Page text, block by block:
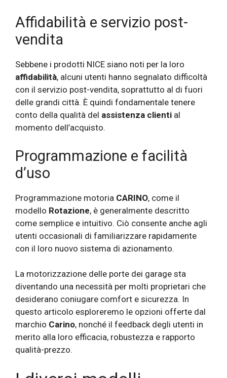
Affidabilità e servizio post-
vendita
Sebbene i prodotti NICE siano noti per la loro
affidabilità, alcuni utenti hanno segnalato difficoltà
con il servizio post-vendita, soprattutto al di fuori
delle grandi città. È quindi fondamentale tenere
conto della qualità del assistenza clienti al
momento dell’acquisto.
Programmazione e facilità
d’uso
Programmazione motoria CARINO, come il
modello Rotazione, è generalmente descritto
come semplice e intuitivo. Ciò consente anche agli
utenti occasionali di familiarizzare rapidamente
con il loro nuovo sistema di azionamento.
La motorizzazione delle porte dei garage sta
diventando una necessità per molti proprietari che
desiderano coniugare comfort e sicurezza. In
questo articolo esploreremo le opzioni offerte dal
marchio Carino, nonché il feedback degli utenti in
merito alla loro efficacia, robustezza e rapporto
qualità-prezzo.